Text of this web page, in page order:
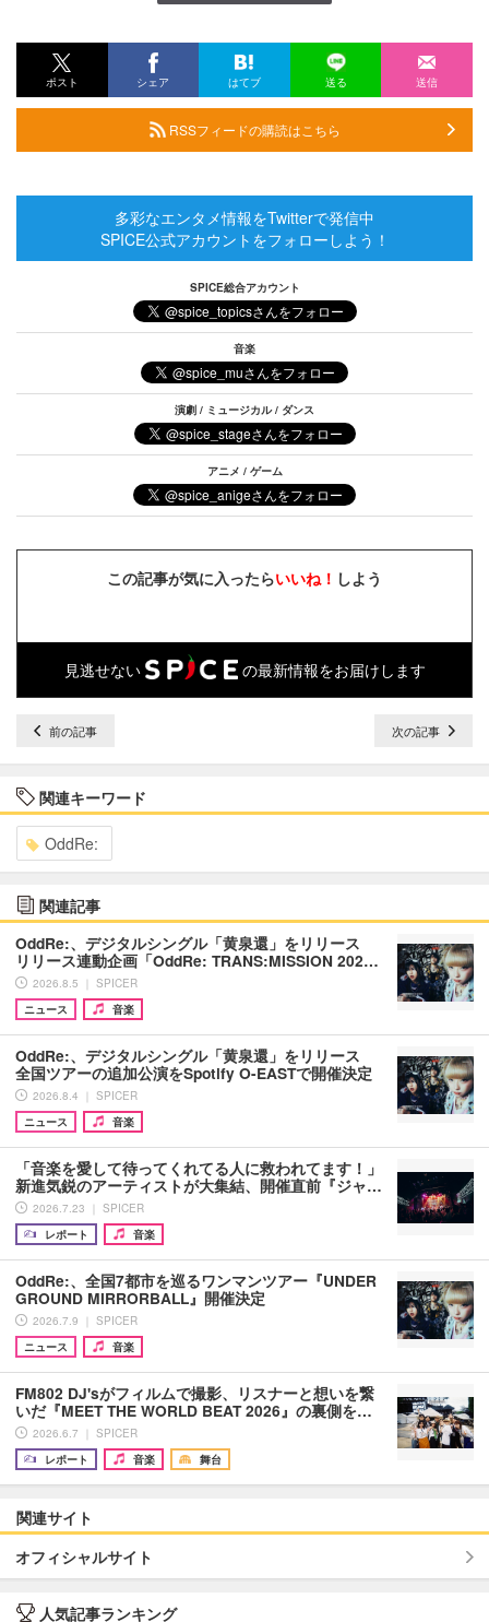
ポスト シェア はてブ 送る 送信
RSSフィードの購読はこちら
多彩なエンタメ情報をTwitterで発信中
SPICE公式アカウントをフォローしよう！
SPICE総合アカウント
音楽
演劇 / ミュージカル / ダンス
アニメ / ゲーム
この記事が気に入ったらいいね！ しよう
見逃せない の最新情報をお届けします
前の記事 次の記事
関連キーワード
OddRe:
関連記事
OddRe:、デジタルシングル「黄泉還」をリリース
リリース連動企画「OddRe: TRANS:MISSION 202…
2026.8.5 ｜ SPICER
ニュース
音楽
OddRe:、デジタルシングル「黄泉還」をリリース
全国ツアーの追加公演をSpotify O-EASTで開催決定
2026.8.4 ｜ SPICER
ニュース
音楽
「音楽を愛して待ってくれてる人に救われてます！」
新進気鋭のアーティストが大集結、開催直前『ジャ…
2026.7.23 ｜ SPICER
レポート
音楽
OddRe:、全国7都市を巡るワンマンツアー『UNDER
GROUND MIRRORBALL』開催決定
2026.7.9 ｜ SPICER
ニュース
音楽
FM802 DJ'sがフィルムで撮影、リスナーと想いを繋
いだ『MEET THE WORLD BEAT 2026』の裏側を…
2026.6.7 ｜ SPICER
レポート
音楽 舞台
関連サイト
オフィシャルサイト
人気記事ランキング